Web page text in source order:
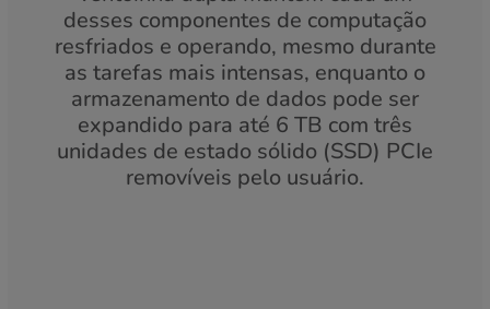
desses componentes de computação
resfriados e operando, mesmo durante
as tarefas mais intensas, enquanto o
armazenamento de dados pode ser
expandido para até 6 TB com três
unidades de estado sólido (SSD) PCIe
removíveis pelo usuário.